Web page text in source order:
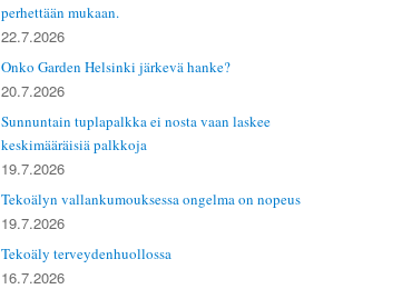
perhettään mukaan.
22.7.2026
Onko Garden Helsinki järkevä hanke?
20.7.2026
Sunnuntain tuplapalkka ei nosta vaan laskee
keskimääräisiä palkkoja
19.7.2026
Tekoälyn vallankumouksessa ongelma on nopeus
19.7.2026
Tekoäly terveydenhuollossa
16.7.2026